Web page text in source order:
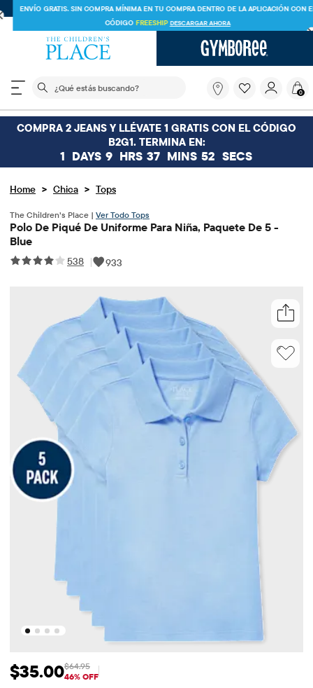
ENVÍO GRATIS EN PEDIDOS DE $30 O MÁS OENVÍO A TIENDA Y AHORRA* 10%VER DETALLES
El siguiente campo de búsqueda filtra las
buscando?
0
COMPRA 2 JEANS Y LLÉVATE 1 GRATIS CON EL CÓDIGO
B2G1. TERMINA EN:
1 DAYS 9 HRS 37 MINS 52 SECS
Home > Chica > Tops
The Children’s Place | Ver Todo Tops
Polo De Piqué De Uniforme Para Niña, Paquete De 5 -
Blue
538 | 933
Precio de venta: $35
$35.00 Precio original: $64.95
$64.95
46% OFF